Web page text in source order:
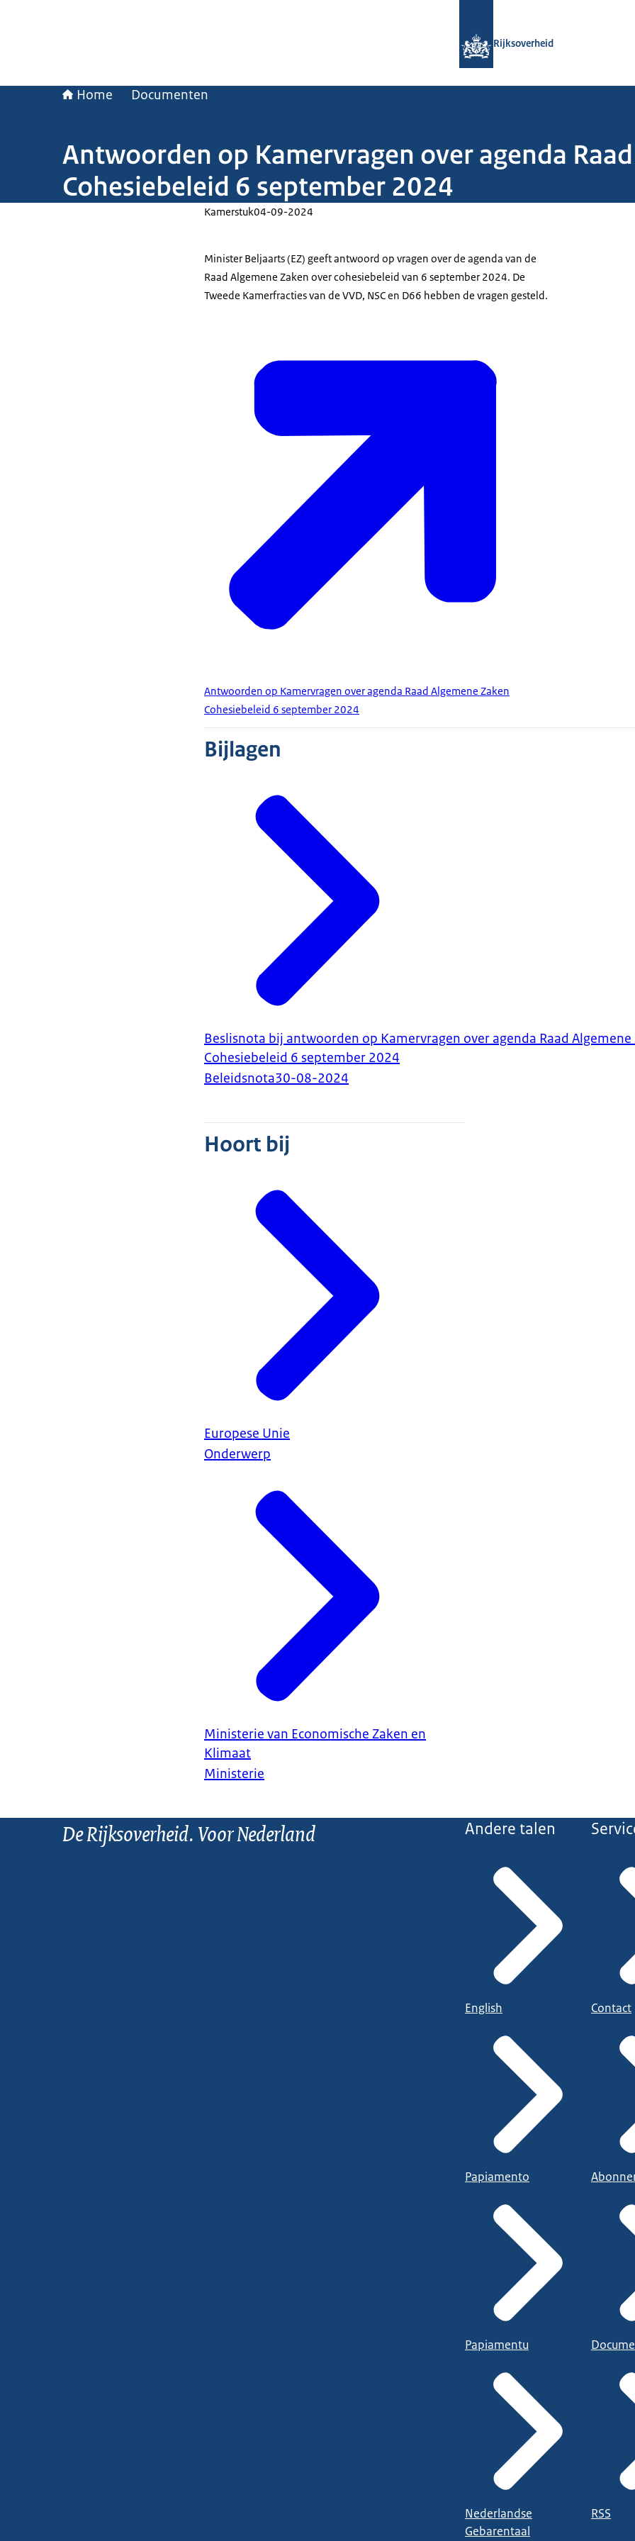
Rijksoverheid
Home Documenten
Antwoorden op Kamervragen over agenda
Cohesiebeleid 6 september 2024
Kamerstuk04-09-2024
Minister Beljaarts (EZ) geeft antwoord op vragen over de agenda van de
Raad Algemene Zaken over cohesiebeleid van 6 september 2024. De
Tweede Kamerfracties van de VVD, NSC en D66 hebben de vragen gesteld.
Antwoorden op Kamervragen over agenda Raad Algemene Zaken
Cohesiebeleid 6 september 2024
Bijlagen
Beslisnota bij antwoorden op Kamervragen over agenda Raad Algemene
Cohesiebeleid 6 september 2024
Beleidsnota30-08-2024
Hoort bij
Europese Unie
Onderwerp
Ministerie van Economische Zaken en
Klimaat
Ministerie
De Rijksoverheid. Voor Nederland Andere talen
English
Papiamento
Papiamentu
Nederlandse
Gebarentaal
Contact
RSS